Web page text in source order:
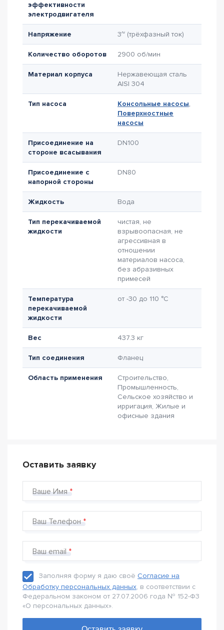
эффективности
электродвигателя
Напряжение 3~ (трёхфазный ток)
Количество оборотов 2900 об/мин
Материал корпуса
Нержавеющая сталь
AISI 304
Тип насоса Консольные насосы,
Поверхностные
насосы
Присоединение на
стороне всасывания
DN100
Присоединение с
напорной стороны
DN80
Жидкость Вода
Тип перекачиваемой
жидкости
чистая, не
взрывоопасная, не
агрессивная в
отношении
материалов насоса,
без абразивных
примесей
Температура
перекачиваемой
жидкости
от -30 до 110 °C
Вес 437.3 кг
Тип соединения Фланец
Область применения
Строительство,
Промышленность,
Сельское хозяйство и
ирригация, Жилые и
офисные здания
Оставить заявку
Ваше Имя
Ваш Телефон
Ваш email
Заполняя форму я даю своё Согласие на
Обработку персональных данных, в соответствии с
Федеральном законом от 27.07.2006 года № 152-Ф3
«О персональных данных».